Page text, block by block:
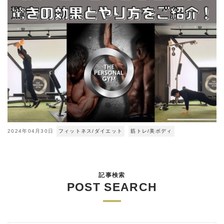
2024年04月30日 フィットネス/ダイエット 筋トレ/美ボディ
記事検索
POST SEARCH